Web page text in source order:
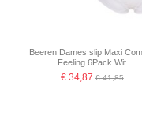
Beeren Dames slip Maxi
Feeling 6Pack Wit
€ 34,87€ 41,85